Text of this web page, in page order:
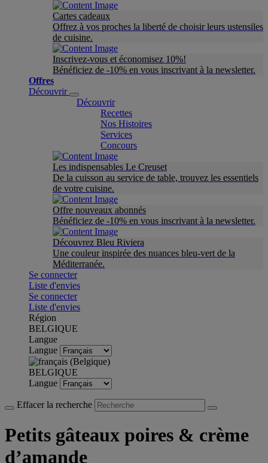
Cartes cadeaux
Offrez à vos proches la liberté de choisir leurs ustensiles
de cuisine.
Inscrivez-vous et économisez 10%!
Bénéficiez de -10% en vous inscrivant à la newsletter.
Offres
Découvrir
Découvrir
Recettes
Nos Histoires
Services
Concours
Les indispensables Le Creuset
De la cuisson au service de table, trouvez les essentiels
de votre cuisine.
Offre nouveaux abonnés
Bénéficiez de -10% en vous inscrivant à la newsletter.
Découvrez Bleu Riviera
Une couleur inspirée des nuances bleu-vert de la
Méditerranée.
Se connecter
Liste d'envies
Se connecter
Liste d'envies
Région
BELGIQUE
Langue
Langue
BELGIQUE
Langue
Effacer la recherche
Petits gâteaux poires & crème
d’amande